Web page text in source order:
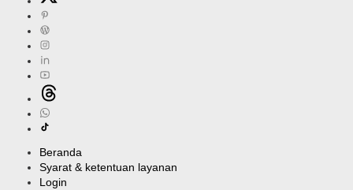
Beranda
Syarat & ketentuan layanan
Login